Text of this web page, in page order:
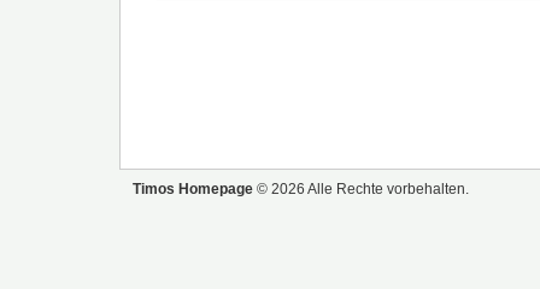
Timos Homepage © 2026 Alle Rechte vorbehalten.